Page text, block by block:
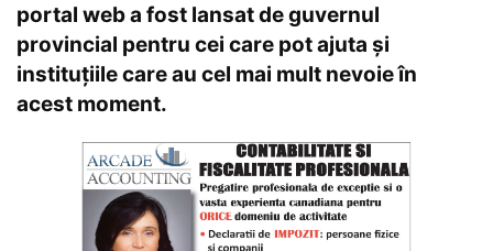
portal web a fost lansat de guvernul
provincial pentru cei care pot ajuta și
instituțiile care au cel mai mult nevoie în
acest moment.